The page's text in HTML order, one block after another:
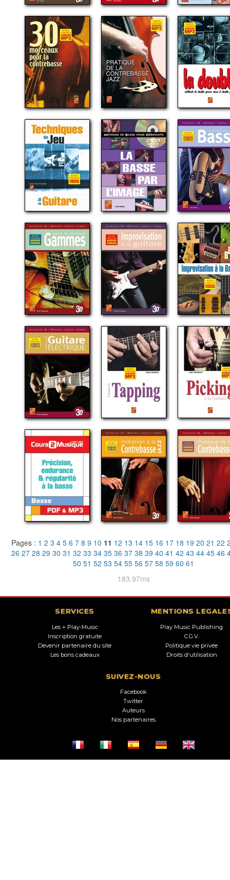
Pages : 1 2 3 4 5 6 7 8 9 10 11 12 13 14 15 16 17 18 19 20 21 22
26 27 28 29 30 31 32 33 34 35 36 37 38 39 40 41 42 43 44 45 46
50 51 52 53 54 55 56 57 58 59 60 61
183.97ms
SERVICES
Les + Play-Music
Inscription gratuite
Devenir partenaire du site
Les bons cadeaux
MENTIONS
Play Music Publishing
C.G.V.
Politique vie privée
Droits d'utilisation
SUIVEZ-NOUS
Facebook
Twitter
Auteurs
Nos partenaires